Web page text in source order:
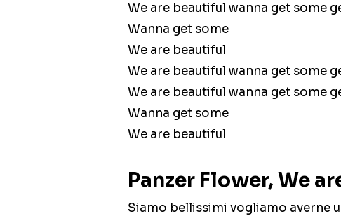
We are beautiful wanna get some
Wanna get some
We are beautiful
We are beautiful wanna get some
We are beautiful wanna get some
Wanna get some
We are beautiful
Panzer Flower, We
Siamo bellissimi vogliamo averne